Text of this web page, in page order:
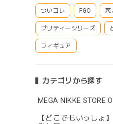
ついコレ FGO 恋
プリティーシリーズ
フィギュア
カテゴリから探す
MEGA NIKKE STORE
【どこでもいっしょ